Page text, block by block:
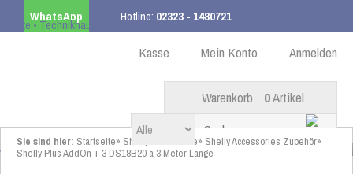
WhatsApp Hotline: 02323 - 1480721
ab 99,00 € innerhalb DE Anmelden
Mein Konto
Kasse
Warenkorb 0Artikel
Sie sind hier: Startseite» Shelly SmartHome» Shelly Accessories Zubehör»
Shelly Plus AddOn + 3 DS18B20 a 3 Meter Länge